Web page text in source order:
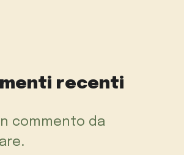
recenti
commento da